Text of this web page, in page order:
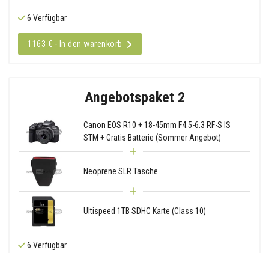
6 Verfügbar
1163 € - In den warenkorb
Angebotspaket 2
Canon EOS R10 + 18-45mm F4.5-6.3 RF-S IS
STM + Gratis Batterie (Sommer Angebot)
Neoprene SLR Tasche
Ultispeed 1TB SDHC Karte (Class 10)
6 Verfügbar